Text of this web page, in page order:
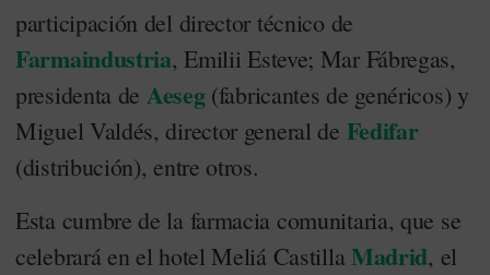
participación del director técnico de
Farmaindustria, Emilii Esteve; Mar Fábregas,
presidenta de Aeseg(fabricantes de genéricos) y
Miguel Valdés, director general de Fedifar
(distribución), entre otros.
Esta cumbre de la farmacia comunitaria, que se
celebrará en el hotel Meliá Castilla Madrid, el